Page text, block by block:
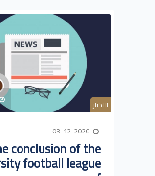
الاخبار
conclusion of the
football league